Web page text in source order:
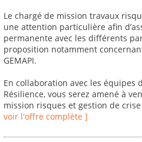
Le chargé de mission travaux
une attention particulière afin
permanente avec les différents
proposition notamment
GEMAPI.
En collaboration avec les équipes
Résilience, vous serez amené à
mission risques et gestion de
voir l'offre complète ]